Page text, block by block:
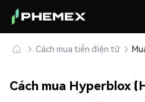
Cách mua tiền điện tử
Cách mua Hyperblox